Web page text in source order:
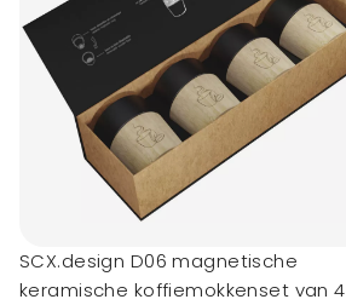
SCX.design D06 magnetische
keramische koffiemokkenset van 4